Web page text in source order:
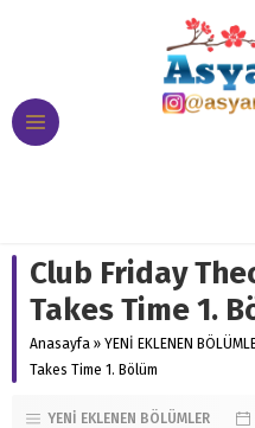
Club Friday
Takes Time 1.
Anasayfa » YENİ EKLENEN
Takes Time 1. Bölüm
YENİ EKLENEN BÖLÜMLER